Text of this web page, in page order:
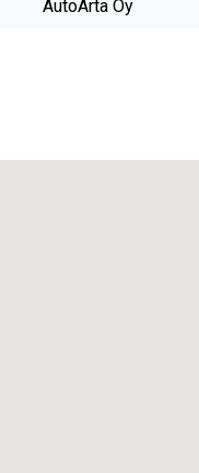
AutoArta Oy